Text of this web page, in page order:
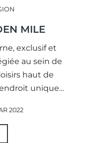
MILE
exclusif et
au sein de
haut de
unique…
2022